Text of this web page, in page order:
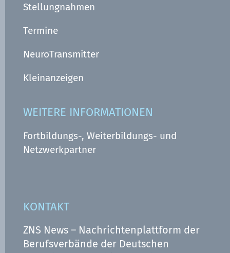
Stellungnahmen
Termine
NeuroTransmitter
Kleinanzeigen
WEITERE INFORMATIONEN
Fortbildungs-, Weiterbildungs- und
Netzwerkpartner
KONTAKT
ZNS News – Nachrichtenplattform der
Berufsverbände der Deutschen